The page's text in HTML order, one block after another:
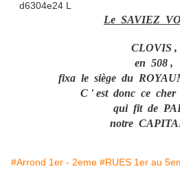
Le SAVIEZ
CLOVIS ,
en 508 ,
fixa le siège du
C ' est donc ce cher
qui fit de
notre
#Arrond 1er - 2eme #RUES 1er au